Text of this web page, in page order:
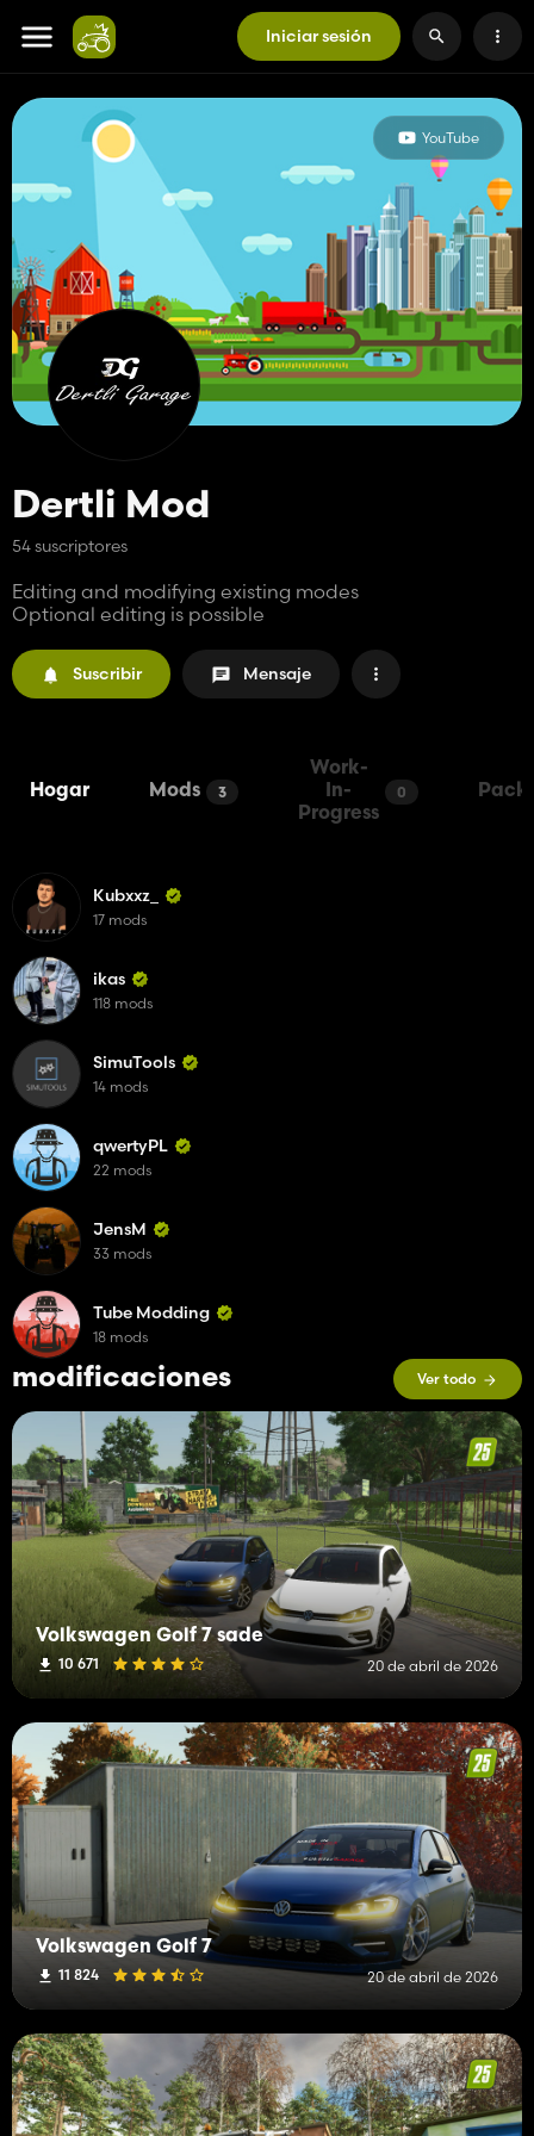
Iniciar sesión
YouTube
Dertli Mod
54 suscriptores
Editing and modifying existing modes
Optional editing is possible
Suscribir Mensaje
Hogar Mods 3
Work-
In-
Progress
0
modificaciones Ver todo
Volkswagen Golf 7 sade
10 671 20 de abril de 2026
Volkswagen Golf 7
11 824 20 de abril de 2026
Kubxxz_
17 mods
ikas
118 mods
SimuTools
14 mods
qwertyPL
22 mods
JensM
33 mods
Tube Modding
18 mods